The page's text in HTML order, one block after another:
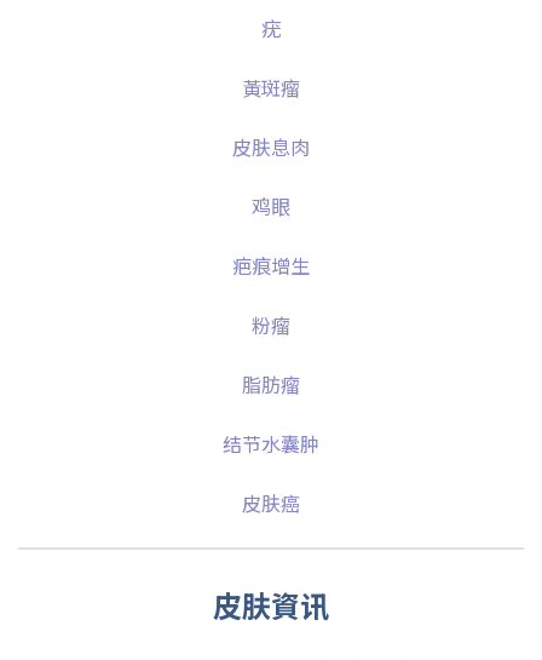
疣
黃斑瘤
皮肤息肉
鸡眼
疤痕增生
粉瘤
脂肪瘤
结节水囊肿
皮肤癌
皮肤資讯